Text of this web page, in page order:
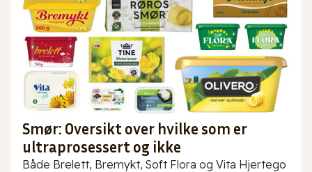
Smør: Oversikt over hvilke som er
ultraprosessert og ikke
Både Brelett, Bremykt, Soft Flora og Vita Hjertego